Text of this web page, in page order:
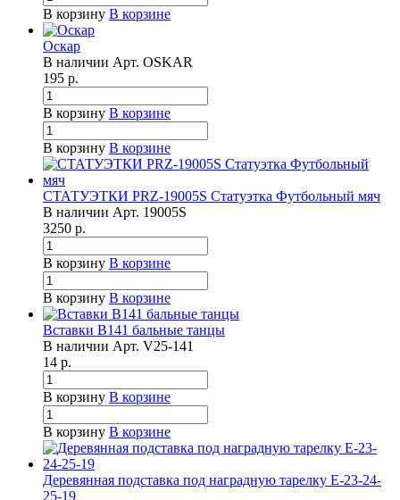
В корзину В корзине
Оскар
В наличии Арт. OSKAR
195 р.
В корзину В корзине
В корзину В корзине
СТАТУЭТКИ PRZ-19005S Статуэтка Футбольный мяч
В наличии Арт. 19005S
3250 р.
В корзину В корзине
В корзину В корзине
Вставки B141 бальные танцы
В наличии Арт. V25-141
14 р.
В корзину В корзине
В корзину В корзине
Деревянная подставка под наградную тарелку Е-23-24-
25-19